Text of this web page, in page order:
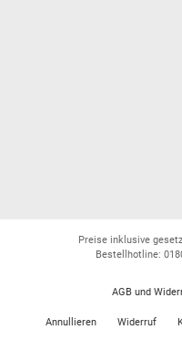
Preise inklusive
Bestellhotline:
AGB und
Annullieren Widerruf